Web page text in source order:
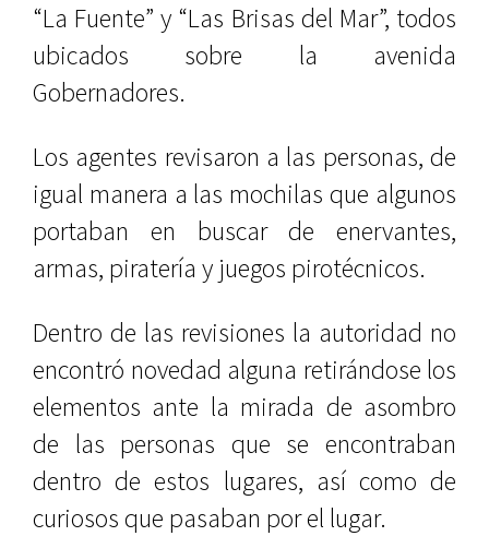
“La Fuente” y “Las Brisas del Mar”, todos
ubicados sobre la avenida
Gobernadores.
Los agentes revisaron a las personas, de
igual manera a las mochilas que algunos
portaban en buscar de enervantes,
armas, piratería y juegos pirotécnicos.
Dentro de las revisiones la autoridad no
encontró novedad alguna retirándose los
elementos ante la mirada de asombro
de las personas que se encontraban
dentro de estos lugares, así como de
curiosos que pasaban por el lugar.